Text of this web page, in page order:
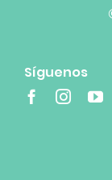
Síguenos